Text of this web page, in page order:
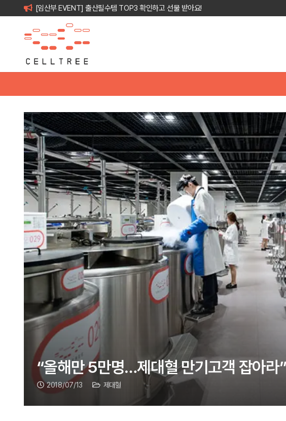
[임산부 EVENT] 출산필수템 TOP3 확인하고 선물 받아요!
“올해만 5만명…제대혈 만기고객 잡아라”
2018/07/13 제대혈